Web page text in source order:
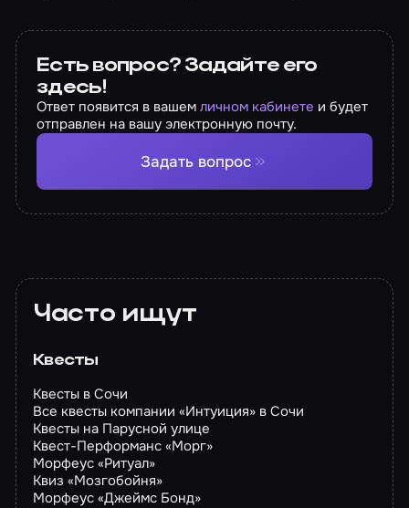
Есть вопрос? Задайте его
здесь!
Ответ появится в вашемличном кабинете и будет
отправлен на вашу электронную почту.
Задать вопрос
Часто ищут
Квесты
Квесты в Сочи
Все квесты компании «Интуиция» в Сочи
Квесты на Парусной улице
Квест-Перформанс «Морг»
Морфеус «Ритуал»
Квиз «Мозгобойня»
Морфеус «Джеймс Бонд»